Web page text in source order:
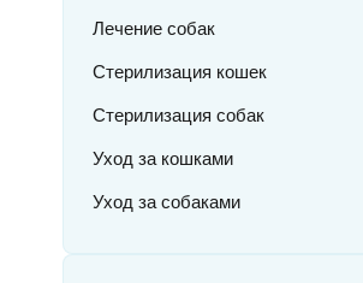
Лечение собак
Стерилизация кошек
Стерилизация собак
Уход за кошками
Уход за собаками